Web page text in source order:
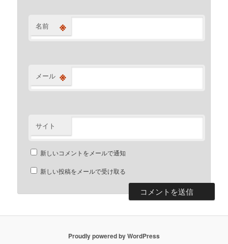
名前 ※
メール ※
サイト
新しいコメントをメールで通知
新しい投稿をメールで受け取る
Proudly powered by WordPress